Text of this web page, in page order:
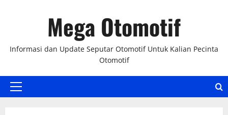
Mega Otomotif
Informasi dan Update Seputar Otomotif Untuk Kalian Pecinta
Otomotif
Primary